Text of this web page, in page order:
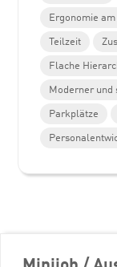
Ergonomie
Teilzeit
Flache
Moderner und
Parkplätze